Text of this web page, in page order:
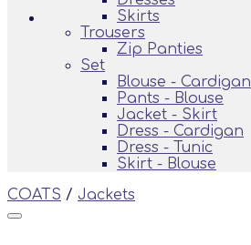
Skirts
Trousers
Zip Panties
Set
Blouse - Cardigan
Pants - Blouse
Jacket - Skirt
Dress - Cardigan
Dress - Tunic
Skirt - Blouse
COATS / Jackets